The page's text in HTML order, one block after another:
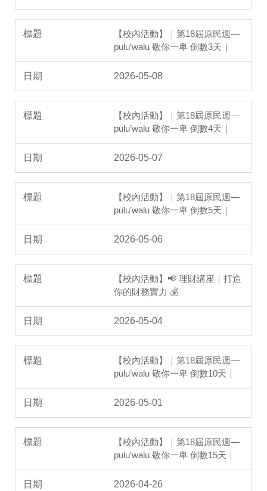
【校內活動】｜第18屆原民週—
pulu’walu 敬你一卑 倒數3天｜
2026-05-08
【校內活動】｜第18屆原民週—
pulu’walu 敬你一卑 倒數4天｜
2026-05-07
【校內活動】｜第18屆原民週—
pulu’walu 敬你一卑 倒數5天｜
2026-05-06
【校內活動】📢 理財講座｜打造
你的財務實力 💰
2026-05-04
【校內活動】｜第18屆原民週—
pulu’walu 敬你一卑 倒數10天｜
2026-05-01
【校內活動】｜第18屆原民週—
pulu’walu 敬你一卑 倒數15天｜
2026-04-26